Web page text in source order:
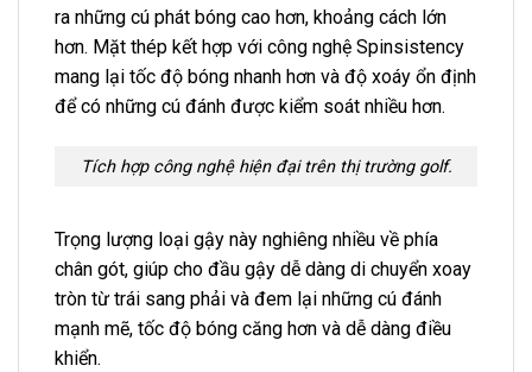
ra những cú phát bóng cao hơn, khoảng cách lớn
hơn. Mặt thép kết hợp với công nghệ Spinsistency
mang lại tốc độ bóng nhanh hơn và độ xoáy ổn định
để có những cú đánh được kiểm soát nhiều hơn.
Tích hợp công nghệ hiện đại trên thị trường golf.
Trọng lượng loại gậy này nghiêng nhiều về phía
chân gót, giúp cho đầu gậy dễ dàng di chuyển xoay
tròn từ trái sang phải và đem lại những cú đánh
mạnh mẽ, tốc độ bóng căng hơn và dễ dàng điều
khiển.